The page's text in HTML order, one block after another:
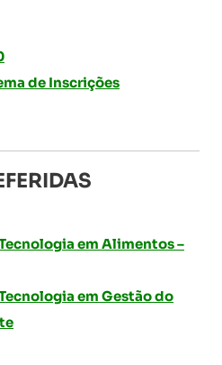
de Inscrições
em Alimentos –
em Gestão do